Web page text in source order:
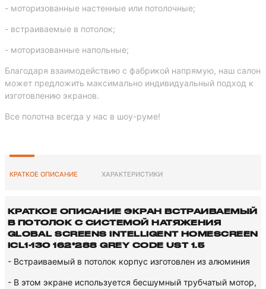
- моторизованные настенные или потолочные;
- встраиваемые в потолок;
- моторизованные напольные;
Благодаря взаимодействию с фабрикой напрямую, наш салон
может предложить максимально индивидуальный подход к
изготовлению экранов.
Все полотна всегда у нас в шоу-руме!
КРАТКОЕ ОПИСАНИЕ ХАРАКТЕРИСТИКИ
КРАТКОЕ ОПИСАНИЕ ЭКРАН ВСТРАИВАЕМЫЙ
В ПОТОЛОК С СИСТЕМОЙ НАТЯЖЕНИЯ
GLOBAL SCREENS INTELLIGENT HOMESCREEN
ICL1-130 162*288 GREY CODE UST 1.5
- Встраиваемый в потолок корпус изготовлен из алюминия
- В этом экране используется бесшумный трубчатый мотор,